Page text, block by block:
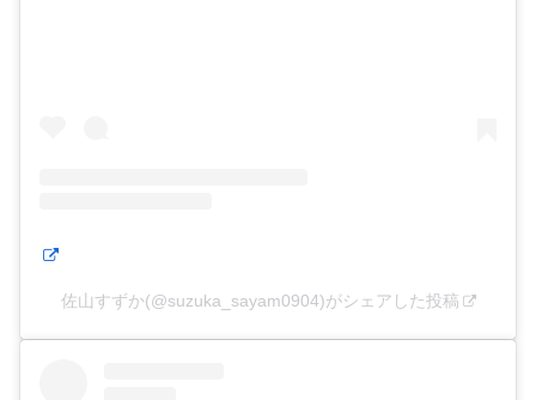
佐山すずか(@suzuka_sayam0904)がシェアした投稿